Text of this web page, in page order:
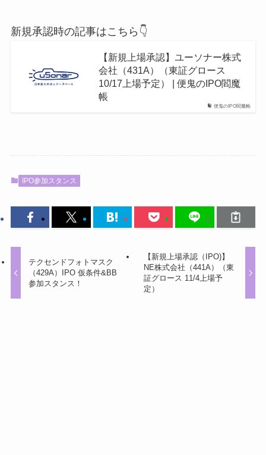
新規承認時の記事はこちら👇
便鬼のIPO閻魔帳
【新規上場承認】ユーソナー株式
会社（431A）（東証グロース
10/17上場予定） | 便鬼のIPO閻魔
帳
IPO参加スタンス
テクセンドフォトマスク
（429A）IPO 仮条件&BB
参加スタンス！
【新規上場承認（IPO)】
NE株式会社（441A）（東
証グロース 11/4上場予
定）